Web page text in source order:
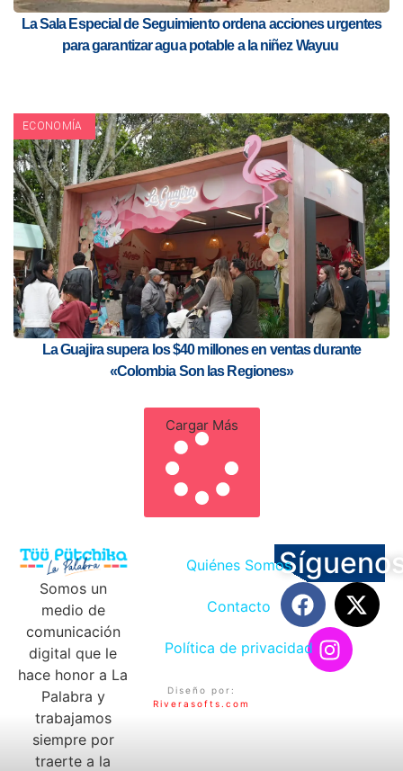
La Sala Especial de Seguimiento ordena acciones urgentes
para garantizar agua potable a la niñez Wayuu
ECONOMÍA
La Guajira supera los $40 millones en ventas durante
«Colombia Son las Regiones»
Cargar Más
Somos un
medio de
comunicación
digital que le
hace honor a La
Palabra y
trabajamos
siempre por
traerte a la
Quiénes Somos
Contacto
Política de privacidad
Diseño por:
Riverasofts.com